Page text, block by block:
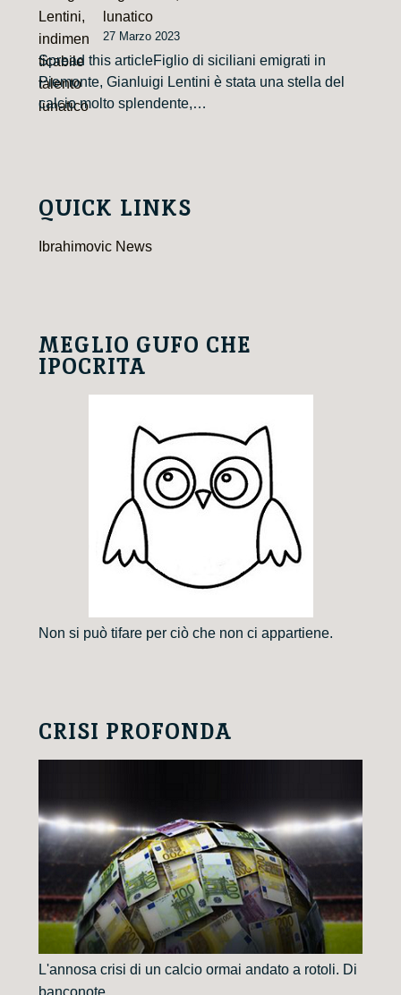
lunatico
27 Marzo 2023
Spread this articleFiglio di siciliani emigrati in
Piemonte, Gianluigi Lentini è stata una stella del
calcio molto splendente,…
QUICK LINKS
Ibrahimovic News
MEGLIO GUFO CHE
IPOCRITA
Non si può tifare per ciò che non ci appartiene.
CRISI PROFONDA
L'annosa crisi di un calcio ormai andato a rotoli. Di
banconote.